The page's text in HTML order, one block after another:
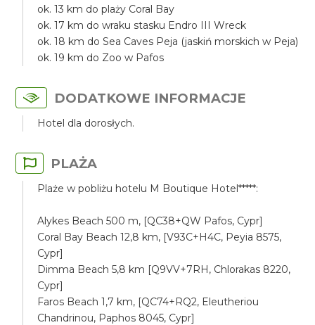
ok. 13 km do plaży Coral Bay
ok. 17 km do wraku stasku Endro III Wreck
ok. 18 km do Sea Caves Peja (jaskiń morskich w Peja)
ok. 19 km do Zoo w Pafos
DODATKOWE INFORMACJE
Hotel dla dorosłych.
PLAŻA
Plaże w pobliżu hotelu M Boutique Hotel*****:
Alykes Beach 500 m, [QC38+QW Pafos, Cypr]
Coral Bay Beach 12,8 km, [V93C+H4C, Peyia 8575,
Cypr]
Dimma Beach 5,8 km [Q9VV+7RH, Chlorakas 8220,
Cypr]
Faros Beach 1,7 km, [QC74+RQ2, Eleutheriou
Chandrinou, Paphos 8045, Cypr]